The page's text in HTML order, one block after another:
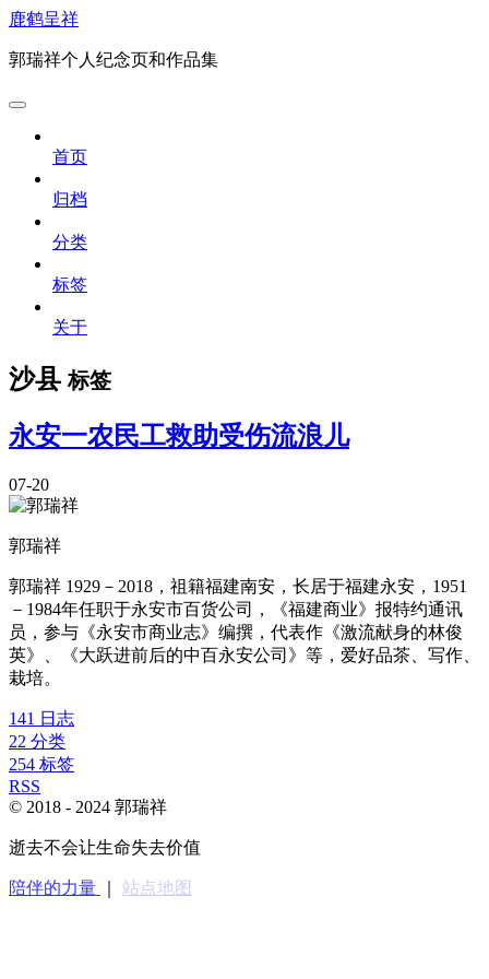
鹿鹤呈祥
郭瑞祥个人纪念页和作品集
首页
归档
分类
标签
关于
沙县标签
永安一农民工救助受伤流浪儿
07-20
郭瑞祥
郭瑞祥 1929－2018，祖籍福建南安，长居于福建永安，1951
－1984年任职于永安市百货公司，《福建商业》报特约通讯
员，参与《永安市商业志》编撰，代表作《激流献身的林俊
英》、《大跃进前后的中百永安公司》等，爱好品茶、写作、
栽培。
141 日志
22 分类
254 标签
RSS
© 2018 - 2024 郭瑞祥
逝去不会让生命失去价值
陪伴的力量 站点地图